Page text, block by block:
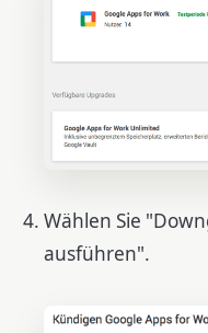
Wählen Sie
ausführen".